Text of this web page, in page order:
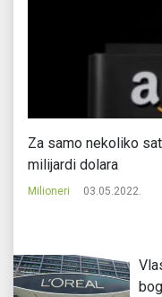
Za samo nekoliko
milijardi dolara
Milioneri 03.05.2022.